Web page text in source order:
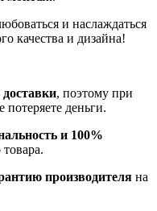
и наслаждаться
качества и дизайна!
доставки, поэтому при
деньги.
и 100%
производителя на